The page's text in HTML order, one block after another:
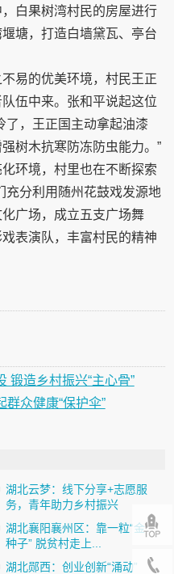
白果树湾村民的房屋进行
塘，打造白墙黛瓦、亭台
易的优美环境，村民王正
伍中来。张和平说起这位
了，王正国主动拿起油漆
树木抗寒防冻防虫能力。”
环境，村里也在不断探索
充分利用随州花鼓戏发源地
广场，成立五支广场舞
表演队，丰富村民的精神
锻造乡村振兴“主心骨”
众健康“保护伞”
湖北云梦：线下分享+志愿服
务，青年助力乡村振兴
湖北襄阳襄州区：靠一粒“金
种子” 脱贫村走上...
湖北郧西：创业创新“涌动”